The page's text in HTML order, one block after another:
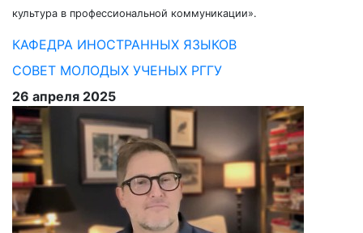
культура в профессиональной коммуникации».
КАФЕДРА ИНОСТРАННЫХ ЯЗЫКОВ
СОВЕТ МОЛОДЫХ УЧЕНЫХ РГГУ
26 апреля 2025